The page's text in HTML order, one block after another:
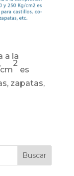
a la
2
es
zapatas,